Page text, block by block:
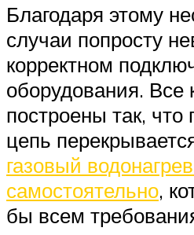
Благодаря этому
случаи попросту
корректном
оборудования. Все
построены так,
цепь
газовый
самостоятельно,
бы всем